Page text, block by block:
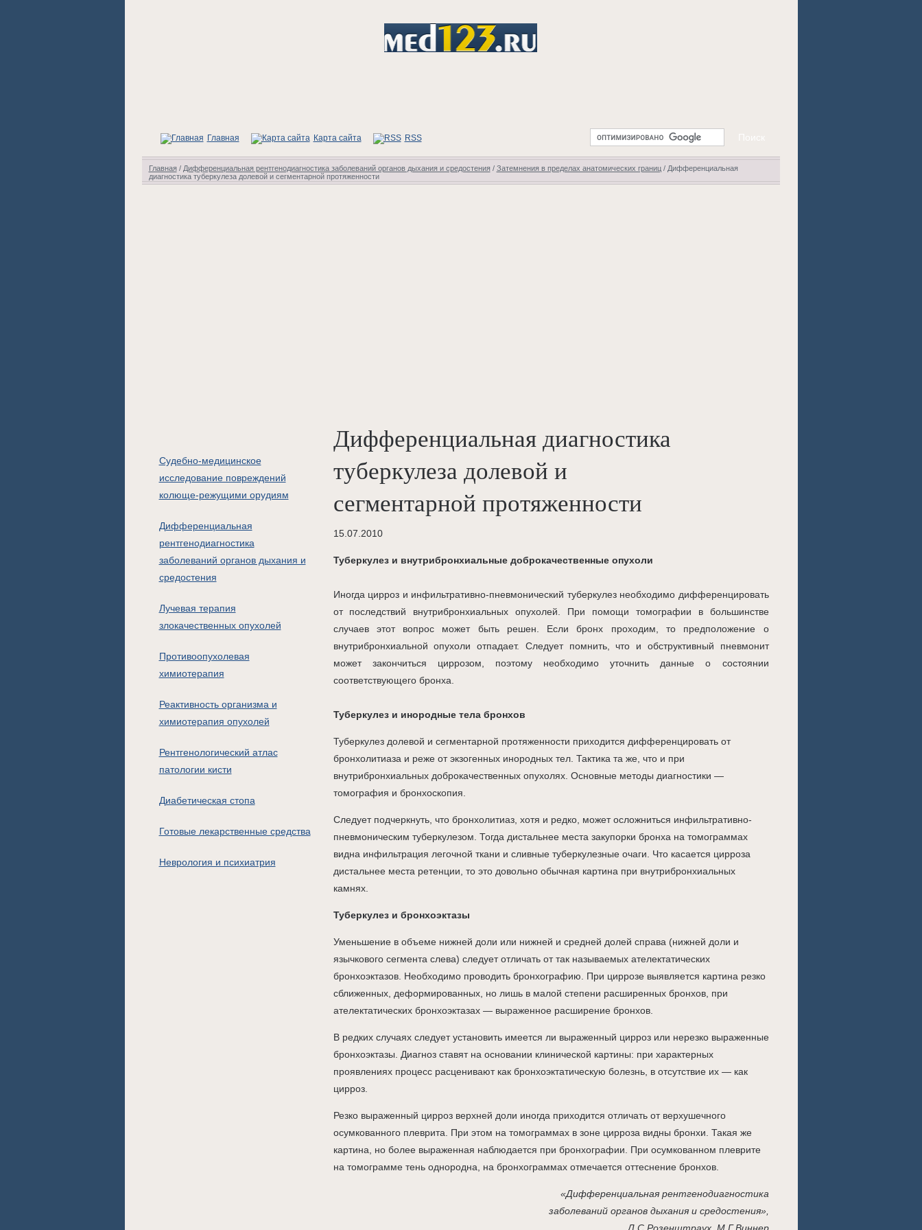
Главная Карта сайта RSS
Главная/ Дифференциальная рентгенодиагностика заболеваний органов дыхания и средостения/ Затемнения в пределах анатомических границ/ Дифференциальная
диагностика туберкулеза долевой и сегментарной протяженности
Судебно-медицинское
исследование повреждений
колюще-режущими орудиям
Дифференциальная
рентгенодиагностика
заболеваний органов дыхания и
средостения
Лучевая терапия
злокачественных опухолей
Противоопухолевая
химиотерапия
Реактивность организма и
химиотерапия опухолей
Рентгенологический атлас
патологии кисти
Диабетическая стопа
Готовые лекарственные средства
Неврология и психиатрия
Дифференциальная диагностика
туберкулеза долевой и
сегментарной протяженности
15.07.2010
Туберкулез и внутрибронхиальные доброкачественные опухоли
Иногда цирроз и инфильтративно-пневмонический туберкулез необходимо дифференцировать
от последствий внутрибронхиальных опухолей. При помощи томографии в большинстве
случаев этот вопрос может быть решен. Если бронх проходим, то предположение о
внутрибронхиальной опухоли отпадает. Следует помнить, что и обструктивный пневмонит
может закончиться циррозом, поэтому необходимо уточнить данные о состоянии
соответствующего бронха.
Туберкулез и инородные тела бронхов
Туберкулез долевой и сегментарной протяженности приходится дифференцировать от
бронхолитиаза и реже от экзогенных инородных тел. Тактика та же, что и при
внутрибронхиальных доброкачественных опухолях. Основные методы диагностики —
томография и бронхоскопия.
Следует подчеркнуть, что бронхолитиаз, хотя и редко, может осложниться инфильтративно-
пневмоническим туберкулезом. Тогда дистальнее места закупорки бронха на томограммах
видна инфильтрация легочной ткани и сливные туберкулезные очаги. Что касается цирроза
дистальнее места ретенции, то это довольно обычная картина при внутрибронхиальных
камнях.
Туберкулез и бронхоэктазы
Уменьшение в объеме нижней доли или нижней и средней долей справа (нижней доли и
язычкового сегмента слева) следует отличать от так называемых ателектатических
бронхоэктазов. Необходимо проводить бронхографию. При циррозе выявляется картина резко
сближенных, деформированных, но лишь в малой степени расширенных бронхов, при
ателектатических бронхоэктазах — выраженное расширение бронхов.
В редких случаях следует установить имеется ли выраженный цирроз или нерезко выраженные
бронхоэктазы. Диагноз ставят на основании клинической картины: при характерных
проявлениях процесс расценивают как бронхоэктатическую болезнь, в отсутствие их — как
цирроз.
Резко выраженный цирроз верхней доли иногда приходится отличать от верхушечного
осумкованного плеврита. При этом на томограммах в зоне цирроза видны бронхи. Такая же
картина, но более выраженная наблюдается при бронхографии. При осумкованном плеврите
на томограмме тень однородна, на бронхограммах отмечается оттеснение бронхов.
«Дифференциальная рентгенодиагностика
заболеваний органов дыхания и средостения»,